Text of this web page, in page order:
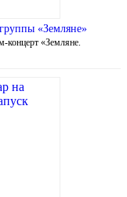
«Земляне»
концерт «Земляне.